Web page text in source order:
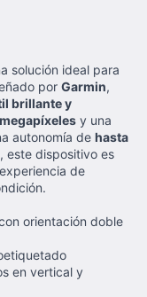
solución ideal para
por Garmin,
brillante y
y una
autonomía de hasta
, este dispositivo es
de
orientación doble
en vertical y